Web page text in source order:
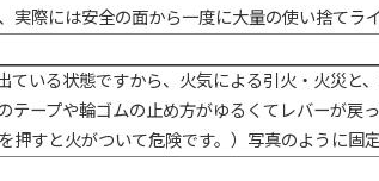
実際には安全の面から一度に大量の使い捨てラ
ている状態ですから、火気による引火・火災
テープや輪ゴムの止め方がゆるくてレバーが戻
押すと火がついて危険です。）写真のように固